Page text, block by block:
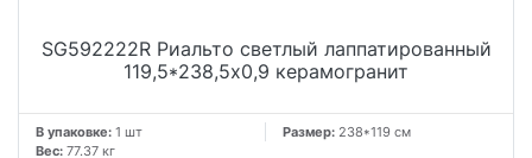
SG592222R Риальто светлый лаппатированный
119,5*238,5x0,9 керамогранит
В упаковке: 1 шт Размер: 238*119 см
Вес: 77.37 кг